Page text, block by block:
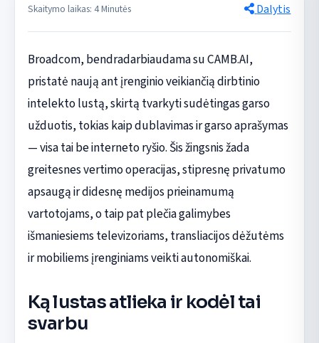
Skaitymo laikas: 4 Minutės Dalytis
Broadcom, bendradarbiaudama su CAMB.AI,
pristatė naują ant įrenginio veikiančią dirbtinio
intelekto lustą, skirtą tvarkyti sudėtingas garso
užduotis, tokias kaip dublavimas ir garso aprašymas
— visa tai be interneto ryšio. Šis žingsnis žada
greitesnes vertimo operacijas, stipresnę privatumo
apsaugą ir didesnę medijos prieinamumą
vartotojams, o taip pat plečia galimybes
išmaniesiems televizoriams, transliacijos dėžutėms
ir mobiliems įrenginiams veikti autonomiškai.
Ką lustas atlieka ir kodėl tai
svarbu